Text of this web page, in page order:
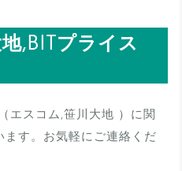
,BITプライス
エスコム,笹川大地 ）に関
す。お気軽にご連絡くだ